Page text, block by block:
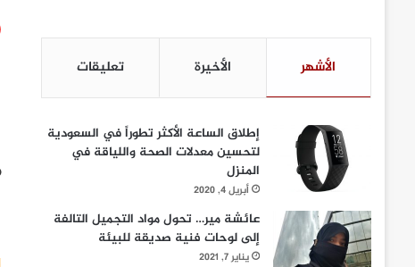
الأشهر الأخيرة تعليقات
إطلاق الساعة الأكثر تطوراً في السعودية
لتحسين معدلات الصحة واللياقة في
المنزل
أبريل 4, 2020
عائشة مير… تحول مواد التجميل التالفة
إلى لوحات فنية صديقة للبيئة
يناير 7, 2021